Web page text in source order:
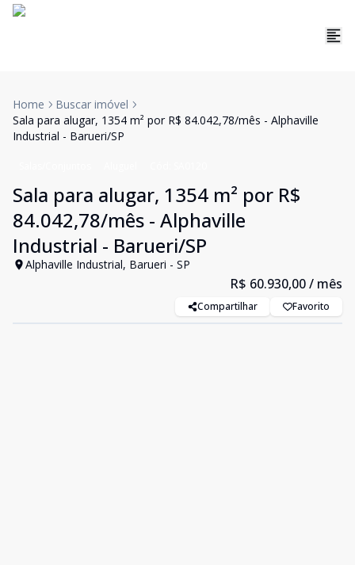
Home
Buscar imóvel
Sala para alugar, 1354 m² por R$ 84.042,78/mês - Alphaville
Industrial - Barueri/SP
Sala para alugar, 1354 m² por R$
84.042,78/mês - Alphaville
Industrial - Barueri/SP
Alphaville Industrial, Barueri - SP
R$ 60.930,00/ mês
Compartilhar Favorito